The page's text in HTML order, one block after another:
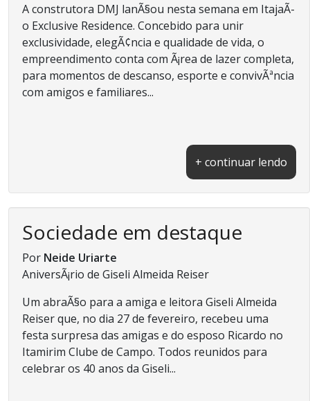
A construtora DMJ lanÃ§ou nesta semana em ItajaÃ­
o Exclusive Residence. Concebido para unir
exclusividade, elegÃ¢ncia e qualidade de vida, o
empreendimento conta com Ã¡rea de lazer completa,
para momentos de descanso, esporte e convivÃªncia
com amigos e familiares...
+ continuar lendo
Sociedade em destaque
Por Neide Uriarte
AniversÃ¡rio de Giseli Almeida Reiser
Um abraÃ§o para a amiga e leitora Giseli Almeida
Reiser que, no dia 27 de fevereiro, recebeu uma
festa surpresa das amigas e do esposo Ricardo no
Itamirim Clube de Campo. Todos reunidos para
celebrar os 40 anos da Giseli...